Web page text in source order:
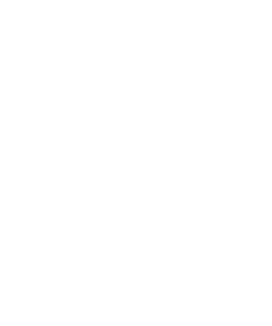
können anonymisierte Daten an